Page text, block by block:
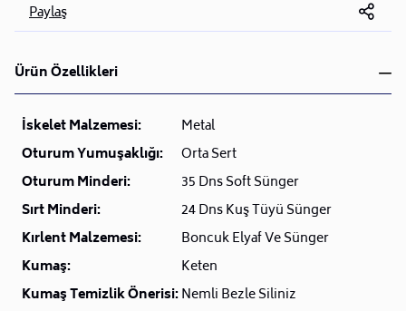
Paylaş
Ürün Özellikleri
İskelet Malzemesi:
Metal
Oturum Yumuşaklığı:
Orta Sert
Oturum Minderi:
35 Dns Soft Sünger
Sırt Minderi:
24 Dns Kuş Tüyü Sünger
Kırlent Malzemesi:
Boncuk Elyaf Ve Sünger
Kumaş:
Keten
Kumaş Temizlik Önerisi:Nemli Bezle Siliniz